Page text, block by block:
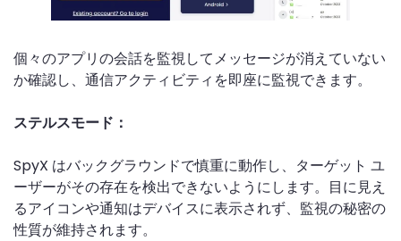
個々のアプリの会話を監視してメッセージが消えていない
か確認し、通信アクティビティを即座に監視できます。
ステルスモード：
SpyX はバックグラウンドで慎重に動作し、ターゲット ユ
ーザーがその存在を検出できないようにします。目に見え
るアイコンや通知はデバイスに表示されず、監視の秘密の
性質が維持されます。